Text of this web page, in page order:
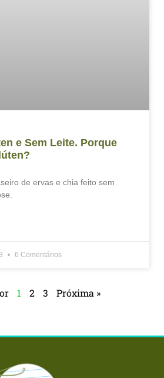
e Sem Leite. Porque
de ervas e chia feito sem
6 Comentários
1 2 3 Próxima »